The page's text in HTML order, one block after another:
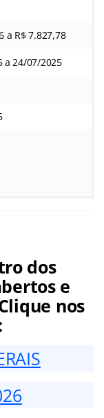
a R$ 7.827,78
a 24/07/2025
dos
e
nos